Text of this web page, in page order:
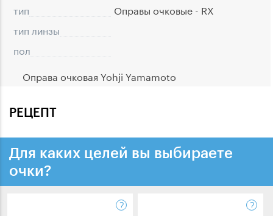
тип
Оправы очковые - RX
тип линзы
пол
Оправа очковая Yohji Yamamoto
РЕЦЕПТ
Для каких целей вы выбираете
очки?